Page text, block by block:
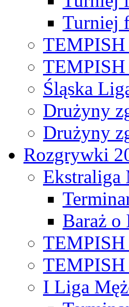
Turniej
TEMPISH
TEMPISH
Śląska
Drużyny
Drużyny
Rozgrywki
Ekstraliga
Baraż o
TEMPISH
TEMPISH
I Liga